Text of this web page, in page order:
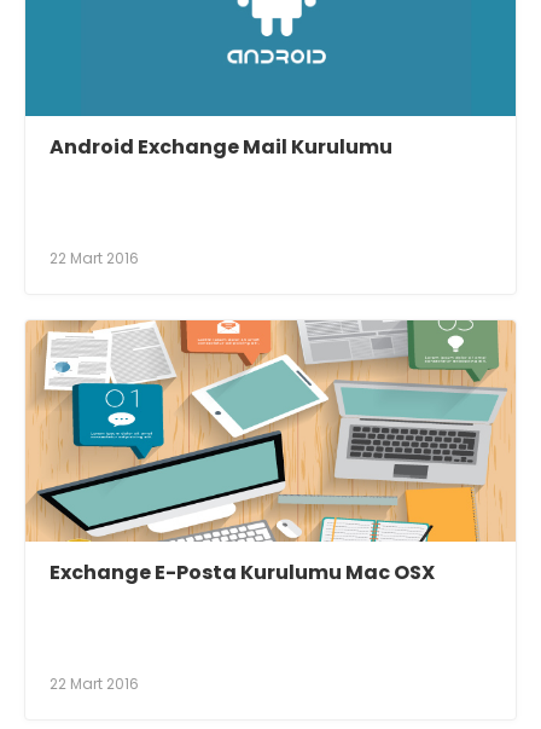
Android Exchange Mail Kurulumu
22 Mart 2016
Exchange E-Posta Kurulumu Mac OSX
22 Mart 2016